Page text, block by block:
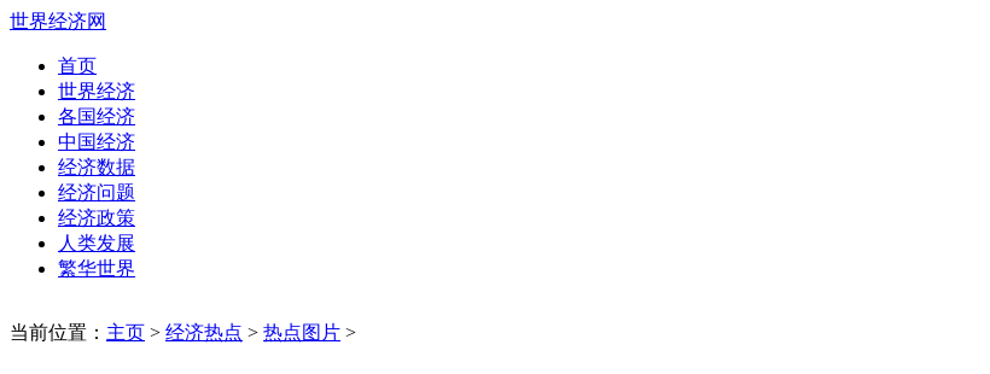
世界经济网
首页
世界经济
各国经济
中国经济
经济数据
经济问题
经济政策
人类发展
繁华世界
当前位置： 主页 > 经济热点 > 热点图片 >